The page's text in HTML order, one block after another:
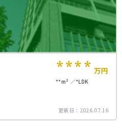
**** 万円
**m² *LDK
更新日： 2026.07.16